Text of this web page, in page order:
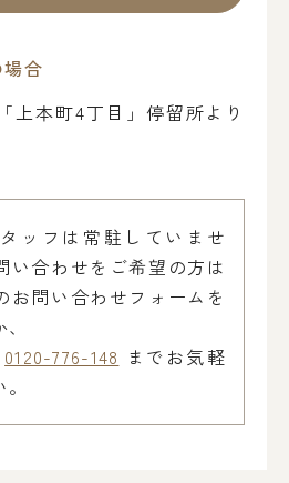
合
上本町4丁目」停留所より
ッフは常駐していませ
い合わせをご希望の方は
お問い合わせフォームを
0120-776-148 までお気軽